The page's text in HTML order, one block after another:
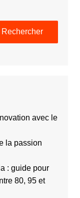
Rechercher
avec le
la passion
: guide pour
80, 95 et